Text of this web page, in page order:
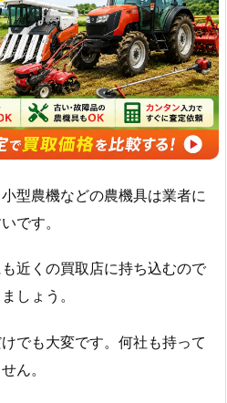
型農機などの農機具は業者に
です。
近くの買取店に持ち込むので
しょう。
でも大変です。何社も持って
ん。